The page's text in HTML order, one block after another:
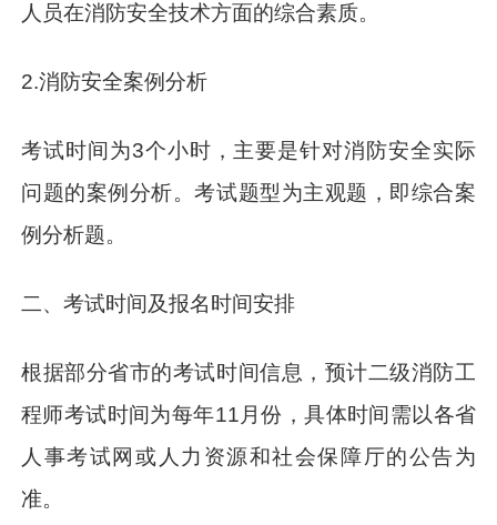
人员在消防安全技术方面的综合素质。
2.消防安全案例分析
考试时间为3个小时，主要是针对消防安全实际
问题的案例分析。考试题型为主观题，即综合案
例分析题。
二、考试时间及报名时间安排
根据部分省市的考试时间信息，预计二级消防工
程师考试时间为每年11月份，具体时间需以各省
人事考试网或人力资源和社会保障厅的公告为
准。